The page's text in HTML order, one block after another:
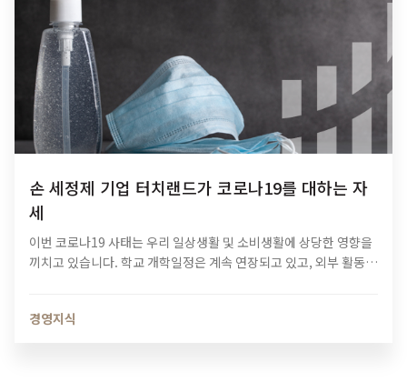
손 세정제 기업 터치랜드가 코로나19를 대하는 자
세
이번 코로나19 사태는 우리 일상생활 및 소비생활에 상당한 영향을
끼치고 있습니다. 학교 개학일정은 계속 연장되고 있고, 외부 활동이
경영지식